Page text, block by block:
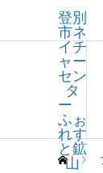
登別
市ネ
イチ
ャー
セン
タ
ー
ふぉ
れす
と鉱
山